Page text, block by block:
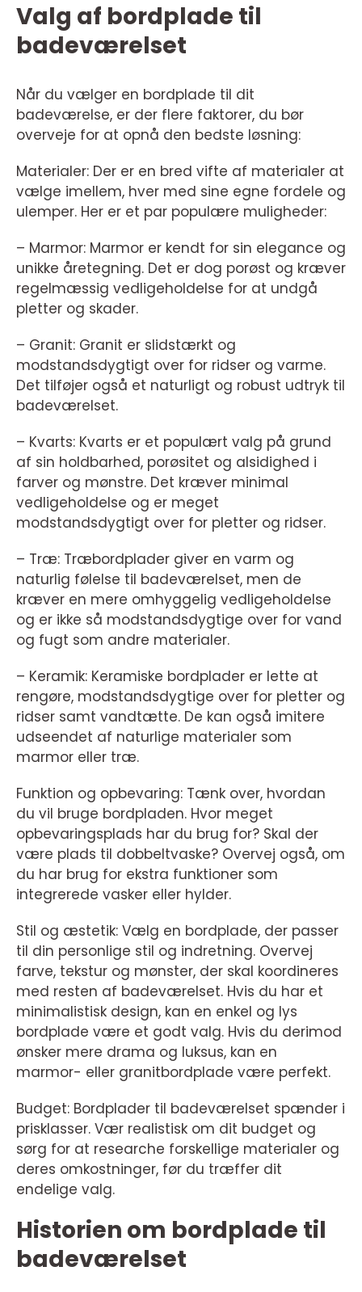
Valg af bordplade til
badeværelset
Når du vælger en bordplade til dit
badeværelse, er der flere faktorer, du bør
overveje for at opnå den bedste løsning:
Materialer: Der er en bred vifte af materialer at
vælge imellem, hver med sine egne fordele og
ulemper. Her er et par populære muligheder:
– Marmor: Marmor er kendt for sin elegance og
unikke åretegning. Det er dog porøst og kræver
regelmæssig vedligeholdelse for at undgå
pletter og skader.
– Granit: Granit er slidstærkt og
modstandsdygtigt over for ridser og varme.
Det tilføjer også et naturligt og robust udtryk til
badeværelset.
– Kvarts: Kvarts er et populært valg på grund
af sin holdbarhed, porøsitet og alsidighed i
farver og mønstre. Det kræver minimal
vedligeholdelse og er meget
modstandsdygtigt over for pletter og ridser.
– Træ: Træbordplader giver en varm og
naturlig følelse til badeværelset, men de
kræver en mere omhyggelig vedligeholdelse
og er ikke så modstandsdygtige over for vand
og fugt som andre materialer.
– Keramik: Keramiske bordplader er lette at
rengøre, modstandsdygtige over for pletter og
ridser samt vandtætte. De kan også imitere
udseendet af naturlige materialer som
marmor eller træ.
Funktion og opbevaring: Tænk over, hvordan
du vil bruge bordpladen. Hvor meget
opbevaringsplads har du brug for? Skal der
være plads til dobbeltvaske? Overvej også, om
du har brug for ekstra funktioner som
integrerede vasker eller hylder.
Stil og æstetik: Vælg en bordplade, der passer
til din personlige stil og indretning. Overvej
farve, tekstur og mønster, der skal koordineres
med resten af badeværelset. Hvis du har et
minimalistisk design, kan en enkel og lys
bordplade være et godt valg. Hvis du derimod
ønsker mere drama og luksus, kan en
marmor- eller granitbordplade være perfekt.
Budget: Bordplader til badeværelset spænder i
prisklasser. Vær realistisk om dit budget og
sørg for at researche forskellige materialer og
deres omkostninger, før du træffer dit
endelige valg.
Historien om bordplade til
badeværelset